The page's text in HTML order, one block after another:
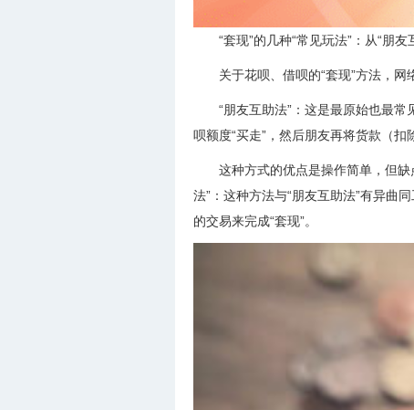
“套现”的几种“常见玩法”：从“朋友
关于花呗、借呗的“套现”方法，
“朋友互助法”：这是最原始也最
呗额度“买走”，然后朋友再将货款（扣
这种方式的优点是操作简单，但
法”：这种方法与“朋友互助法”有异曲
的交易来完成“套现”。